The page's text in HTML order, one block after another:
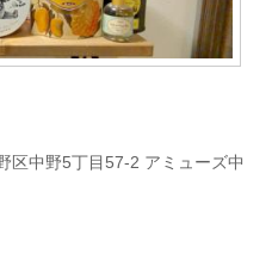
区中野5丁目57-2 アミューズ中